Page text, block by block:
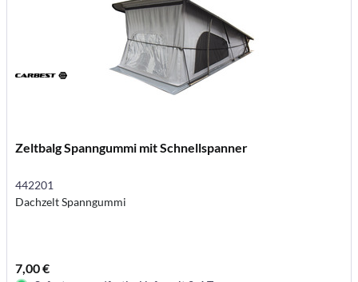
Zeltbalg Spanngummi mit Schnellspanner
442201
Dachzelt Spanngummi
7,00 €